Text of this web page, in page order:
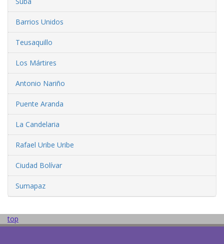
Barrios Unidos
Teusaquillo
Los Mártires
Antonio Nariño
Puente Aranda
La Candelaria
Rafael Uribe Uribe
Ciudad Bolívar
Sumapaz
top